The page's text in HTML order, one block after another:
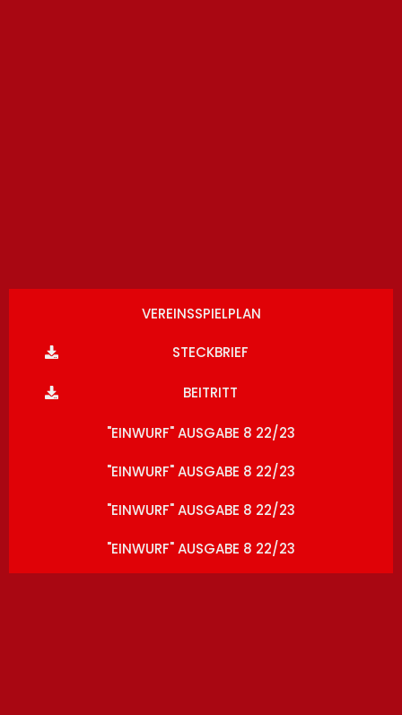
VEREINSSPIELPLAN
STECKBRIEF
BEITRITT
"EINWURF" AUSGABE 8 22/23
"EINWURF" AUSGABE 8 22/23
"EINWURF" AUSGABE 8 22/23
"EINWURF" AUSGABE 8 22/23